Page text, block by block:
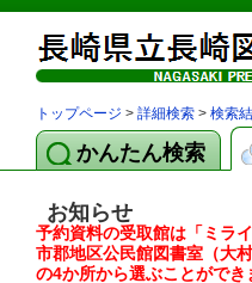
トップページ > 詳細検索 > 検索
かんたん検索
お知らせ
予約資料の受取館は「ミラ
市郡地区公民館図書室（大村
の4か所から選ぶことができ